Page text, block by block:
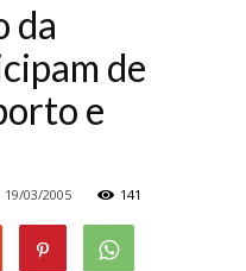
da
de
e
19/03/2005 141